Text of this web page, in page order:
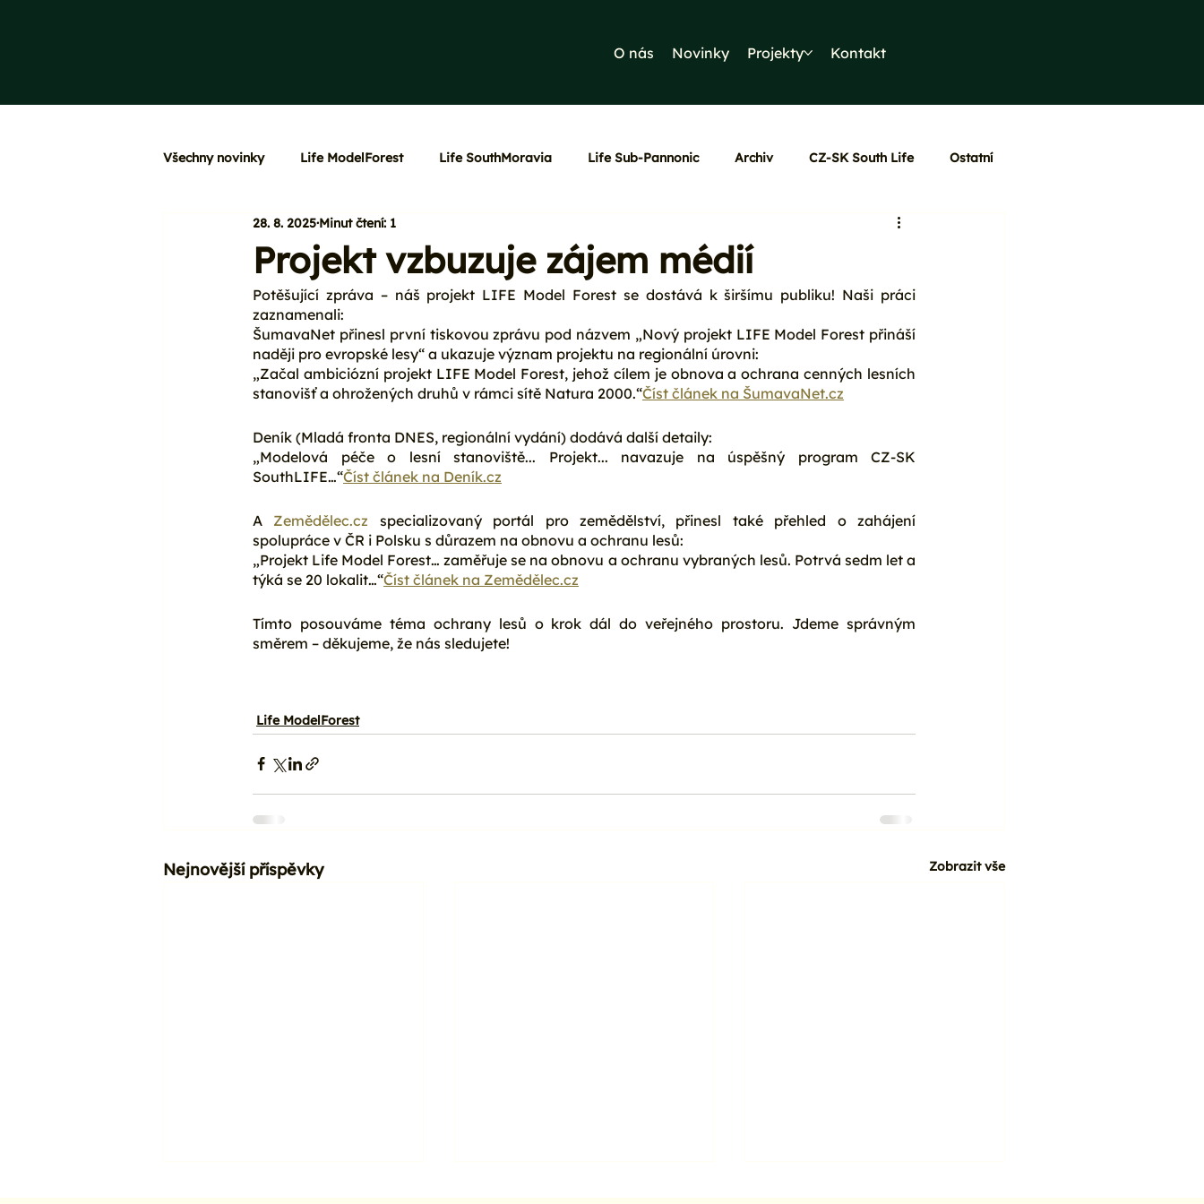
O nás Novinky Projekty Kontakt
Všechny novinky Life ModelForest Life SouthMoravia Life Sub-Pannonic Archiv CZ-SK South Life Ostatní
Projekt vzbuzuje zájem médií
28. 8. 2025 Minut čtení: 1
Potěšující zpráva – náš projekt LIFE Model Forest se dostává k širšímu publiku! Naši práci
zaznamenali:
ŠumavaNet přinesl první tiskovou zprávu pod názvem „Nový projekt LIFE Model Forest přináší
naději pro evropské lesy“ a ukazuje význam projektu na regionální úrovni:
„Začal ambiciózní projekt LIFE Model Forest, jehož cílem je obnova a ochrana cenných lesních
stanovišť a ohrožených druhů v rámci sítě Natura 2000.“Číst článek na ŠumavaNet.cz
Deník (Mladá fronta DNES, regionální vydání) dodává další detaily:
„Modelová péče o lesní stanoviště... Projekt... navazuje na úspěšný program CZ-SK
SouthLIFE…“Číst článek na Deník.cz
A Zemědělec.cz specializovaný portál pro zemědělství, přinesl také přehled o zahájení
spolupráce v ČR i Polsku s důrazem na obnovu a ochranu lesů:
„Projekt Life Model Forest… zaměřuje se na obnovu a ochranu vybraných lesů. Potrvá sedm let a
týká se 20 lokalit…“Číst článek na Zemědělec.cz
Tímto posouváme téma ochrany lesů o krok dál do veřejného prostoru. Jdeme správným
směrem – děkujeme, že nás sledujete!
Life ModelForest
Nejnovější příspěvky Zobrazit vše